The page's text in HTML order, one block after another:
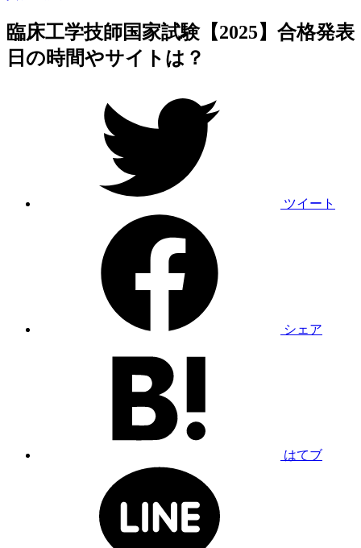
臨床工学技師国家試験【2025】合格発表
日の時間やサイトは？
ツイート
シェア
はてブ